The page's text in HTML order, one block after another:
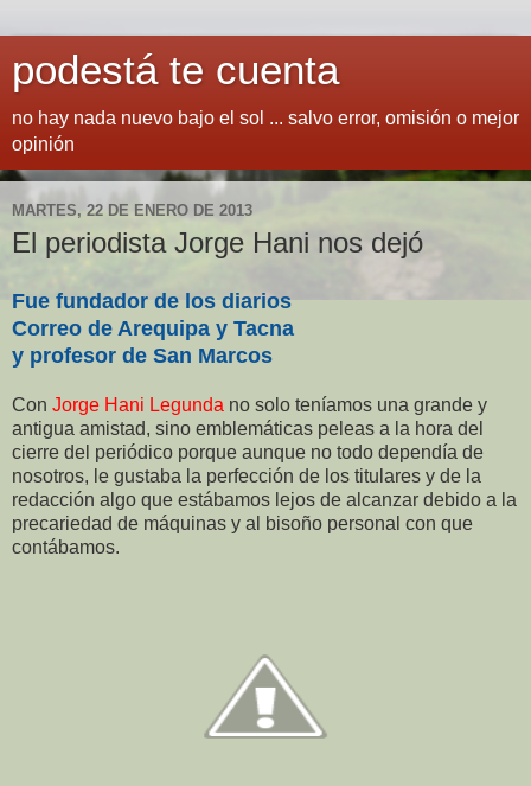
podestá te cuenta
no hay nada nuevo bajo el sol ... salvo error, omisión o mejor
opinión
MARTES, 22 DE ENERO DE 2013
El periodista Jorge Hani nos dejó
Fue fundador de los diarios
Correo de Arequipa y Tacna
y profesor de San Marcos
Con Jorge Hani Legunda no solo teníamos una grande y
antigua amistad, sino emblemáticas peleas a la hora del
cierre del periódico porque aunque no todo dependía de
nosotros, le gustaba la perfección de los titulares y de la
redacción algo que estábamos lejos de alcanzar debido a la
precariedad de máquinas y al bisoño personal con que
contábamos.